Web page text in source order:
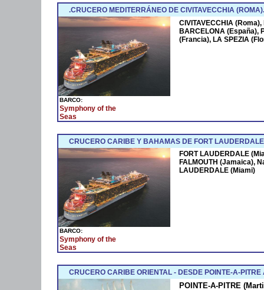
.CRUCERO MEDITERRÁNEO DE CIVITAVECCHIA (ROMA).
BARCO:
Symphony of the
Seas
CIVITAVECCHIA
BARCELONA (España),
(Francia), LA SPEZIA
CRUCERO CARIBE Y BAHAMAS DE FORT
BARCO:
Symphony of the
Seas
FORT LAUDERDALE
FALMOUTH (Jamaica),
LAUDERDALE (Miami)
CRUCERO CARIBE ORIENTAL - DESDE POINTE-A-PITRE
POINTE-A-PITRE